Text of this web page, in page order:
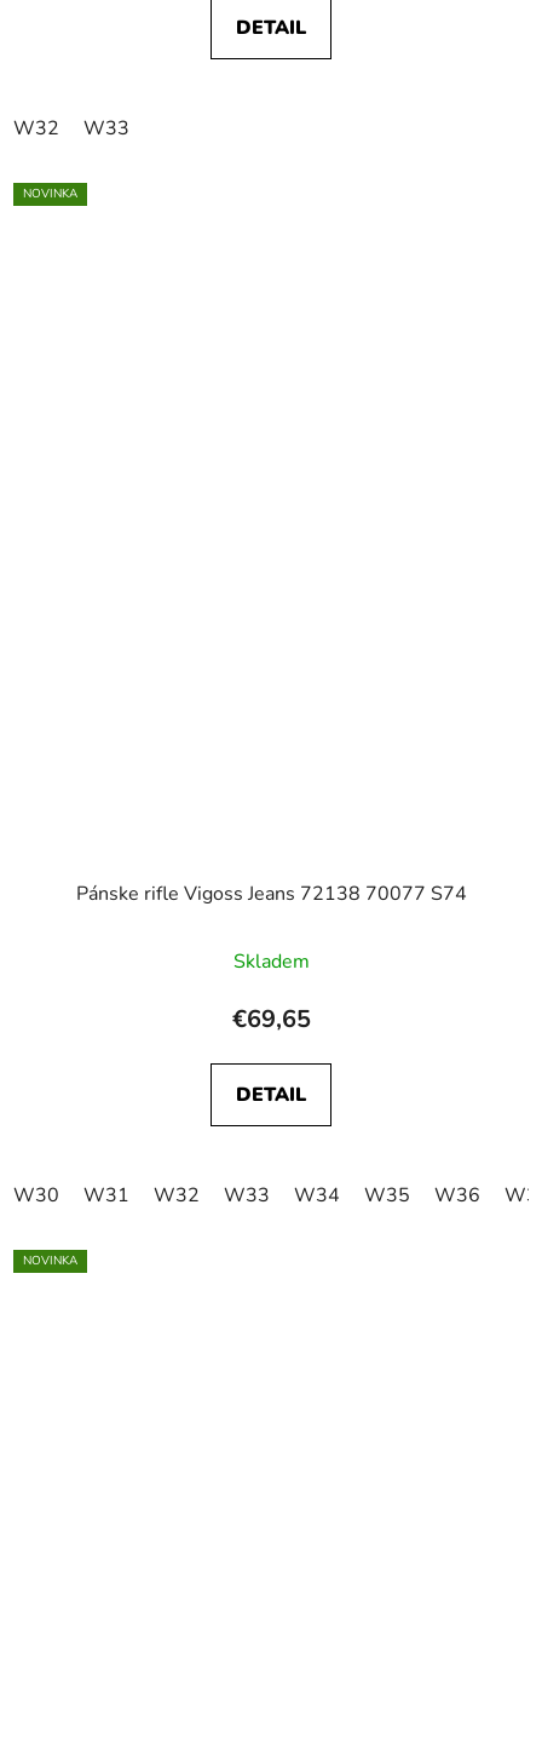
DETAIL
W32 W33
NOVINKA
Pánske rifle Vigoss Jeans 72138 70077 S74
Skladem
€69,65
DETAIL
W30 W31 W32 W33 W34 W35 W36
NOVINKA